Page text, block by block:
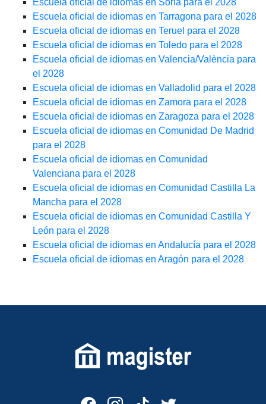
Escuela oficial de idiomas en Soria para el 2028
Escuela oficial de idiomas en Tarragona para el 2028
Escuela oficial de idiomas en Teruel para el 2028
Escuela oficial de idiomas en Toledo para el 2028
Escuela oficial de idiomas en Valencia/València para
el 2028
Escuela oficial de idiomas en Valladolid para el 2028
Escuela oficial de idiomas en Zamora para el 2028
Escuela oficial de idiomas en Zaragoza para el 2028
Escuela oficial de idiomas en Comunidad De Madrid
para el 2028
Escuela oficial de idiomas en Comunidad
Valenciana para el 2028
Escuela oficial de idiomas en Comunidad Castilla La
Mancha para el 2028
Escuela oficial de idiomas en Comunidad Castilla Y
León para el 2028
Escuela oficial de idiomas en Andalucía para el 2028
Escuela oficial de idiomas en Aragón para el 2028